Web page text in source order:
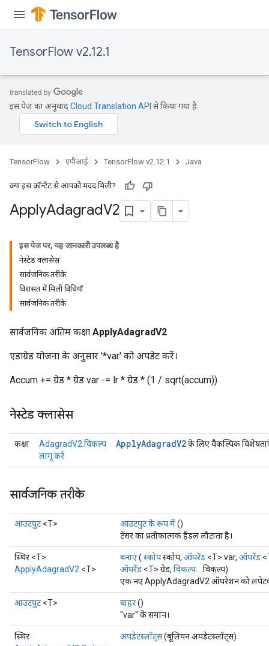
TensorFlow v2.12.1
इस पेज का अनुवादCloud Translation API से किया गया है.
TensorFlow एपीआई TensorFlow v2.12.1 Java
क्या इस कॉन्टेंट से आपको मदद मिली?
ApplyAdagradV2
इस पेज पर, यह जानकारी उपलब्ध है
नेस्टेड क्लासेस
सार्वजनिक तरीके
विरासत में मिली विधियाँ
सार्वजनिक तरीके
सार्वजनिक अंतिम कक्षा ApplyAdagradV2
एडाग्रेड योजना के अनुसार '*var' को अपडेट करें।
Accum += ग्रेड * ग्रेड var -= lr * ग्रेड * (1 / sqrt(accum))
नेस्टेड क्लासेस
कक्षा
AdagradV2.विकल्प
लागू करें
ApplyAdagradV2के लिए वैकल्पिक
सार्वजनिक तरीके
आउटपुट <T> आउटपुट के रूप में()
टेंसर का प्रतीकात्मक हैंडल लौटाता है।
स्थिर <T>
ApplyAdagradV2 <T>
बनाएं( स्कोपस्कोप, ऑपरेंड <T> var, ऑपरेंड
ऑपरेंड <T> ग्रेड, विकल्प...
विकल्प)
एक नए ApplyAdagradV2 ऑपरेशन को
आउटपुट <T> बाहर()
"var" के समान।
स्थिर
अपडेटस्लॉट्स(बूलियन अपडेटस्लॉट्स)